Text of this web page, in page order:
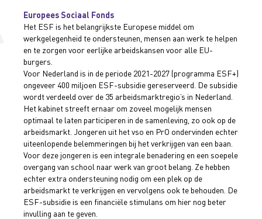
Europees Sociaal Fonds
Het ESF is het belangrijkste Europese middel om
werkgelegenheid te ondersteunen, mensen aan werk te helpen
en te zorgen voor eerlijke arbeidskansen voor alle EU-
burgers.
Voor Nederland is in de periode 2021-2027 (programma ESF+)
ongeveer 400 miljoen ESF-subsidie gereserveerd. De subsidie
wordt verdeeld over de 35 arbeidsmarktregio’s in Nederland.
Het kabinet streeft ernaar om zoveel mogelijk mensen
optimaal te laten participeren in de samenleving, zo ook op de
arbeidsmarkt. Jongeren uit het vso en PrO ondervinden echter
uiteenlopende belemmeringen bij het verkrijgen van een baan.
Voor deze jongeren is een integrale benadering en een soepele
overgang van school naar werk van groot belang. Ze hebben
echter extra ondersteuning nodig om een plek op de
arbeidsmarkt te verkrijgen en vervolgens ook te behouden. De
ESF-subsidie is een financiële stimulans om hier nog beter
invulling aan te geven.